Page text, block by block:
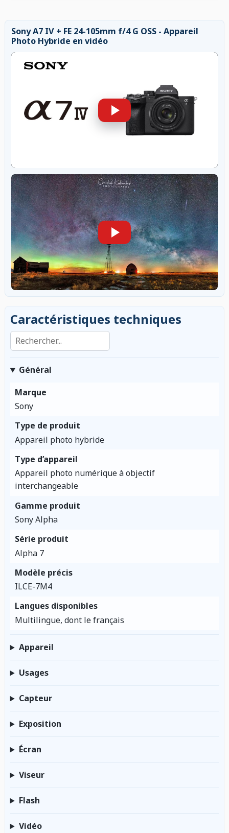
Sony A7 IV + FE 24-105mm f/4 G OSS - Appareil
Photo Hybride en vidéo
Caractéristiques techniques
Rechercher dans les caractéristiques
Général
Marque
Sony
Type de produit
Appareil photo hybride
Type d’appareil
Appareil photo numérique à objectif
interchangeable
Gamme produit
Sony Alpha
Série produit
Alpha 7
Modèle précis
ILCE-7M4
Langues disponibles
Multilingue, dont le français
Appareil
Usages
Capteur
Exposition
Écran
Viseur
Flash
Vidéo